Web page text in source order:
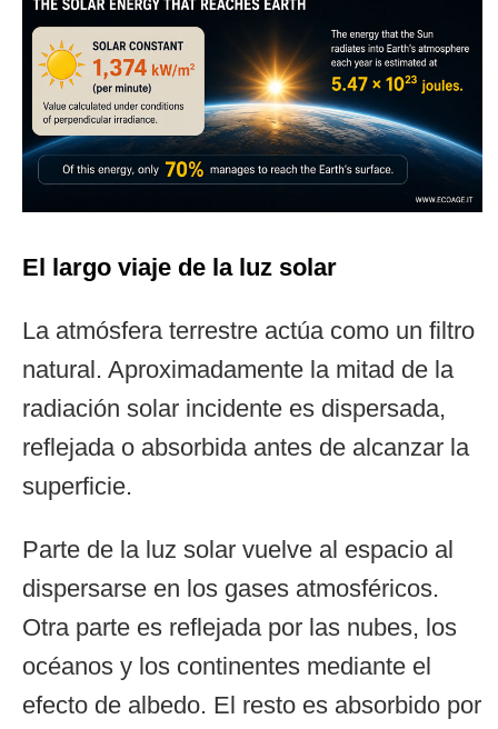
El largo viaje de la luz solar
La atmósfera terrestre actúa como un filtro
natural. Aproximadamente la mitad de la
radiación solar incidente es dispersada,
reflejada o absorbida antes de alcanzar la
superficie.
Parte de la luz solar vuelve al espacio al
dispersarse en los gases atmosféricos.
Otra parte es reflejada por las nubes, los
océanos y los continentes mediante el
efecto de albedo. El resto es absorbido por